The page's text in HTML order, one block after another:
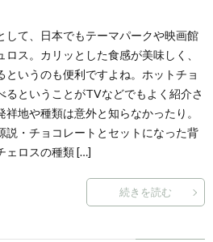
して、日本でもテーマパークや映画館
ス。カリッとした食感が美味しく、
いうのも便利ですよね。ホットチョ
るということがTVなどでもよく紹介さ
地や種類は意外と知らなかったり。
説・チョコレートとセットになった背
ェロスの種類 […]
続きを読む